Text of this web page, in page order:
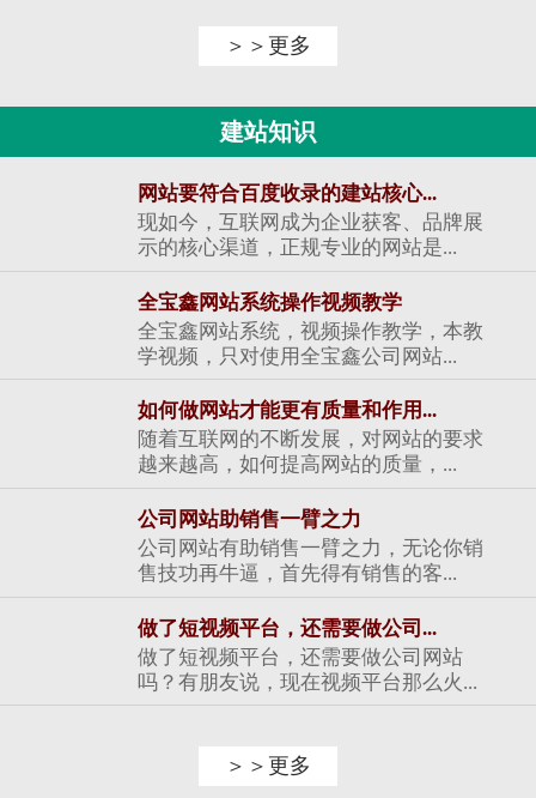
＞＞更多
建站知识
网站要符合百度收录的建站核心...
现如今，互联网成为企业获客、品牌展
示的核心渠道，正规专业的网站是...
全宝鑫网站系统操作视频教学
全宝鑫网站系统，视频操作教学，本教
学视频，只对使用全宝鑫公司网站...
如何做网站才能更有质量和作用...
随着互联网的不断发展，对网站的要求
越来越高，如何提高网站的质量，...
公司网站助销售一臂之力
公司网站有助销售一臂之力，无论你销
售技功再牛逼，首先得有销售的客...
做了短视频平台，还需要做公司...
做了短视频平台，还需要做公司网站
吗？有朋友说，现在视频平台那么火...
＞＞更多